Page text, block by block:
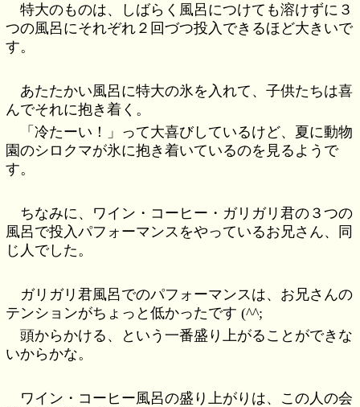
特大のものは、しばらく風呂につけても溶けずに３
つの風呂にそれぞれ２回づつ投入できるほど大きいで
す。
あたたかい風呂に特大の氷を入れて、子供たちは喜
んでそれに抱き着く。
「冷たーい！」って大喜びしているけど、夏に動物
園のシロクマが氷に抱き着いているのを見るようで
す。
ちなみに、ワイン・コーヒー・ガリガリ君の３つの
風呂で投入パフォーマンスをやっているお兄さん、同
じ人でした。
ガリガリ君風呂でのパフォーマンスは、お兄さんの
テンションがちょっと低かったです (^^;
頭からかける、という一番盛り上がることができな
いからかな。
ワイン・コーヒー風呂の盛り上がりは、この人の会